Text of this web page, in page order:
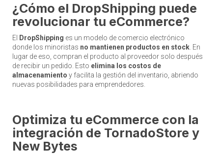
¿Cómo el DropShipping puede
revolucionar tu eCommerce?
El DropShipping es un modelo de comercio electrónico
donde los minoristas no mantienen productos en stock . En
lugar de eso, compran el producto al proveedor solo después
de recibir un pedido. Esto elimina los costos de
almacenamiento y facilita la gestión del inventario, abriendo
nuevas posibilidades para emprendedores.
Optimiza tu eCommerce con la
integración de TornadoStore y
New Bytes